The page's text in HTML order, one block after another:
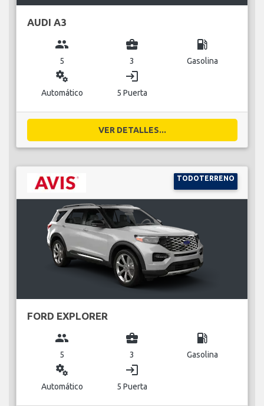
AUDI A3
group
5
business_center
3
local_gas_station
Gasolina
miscellaneous_services
Automático
login
5 Puerta
VER DETALLES...
TODOTERRENO
FORD EXPLORER
group
5
business_center
3
local_gas_station
Gasolina
miscellaneous_services
Automático
login
5 Puerta